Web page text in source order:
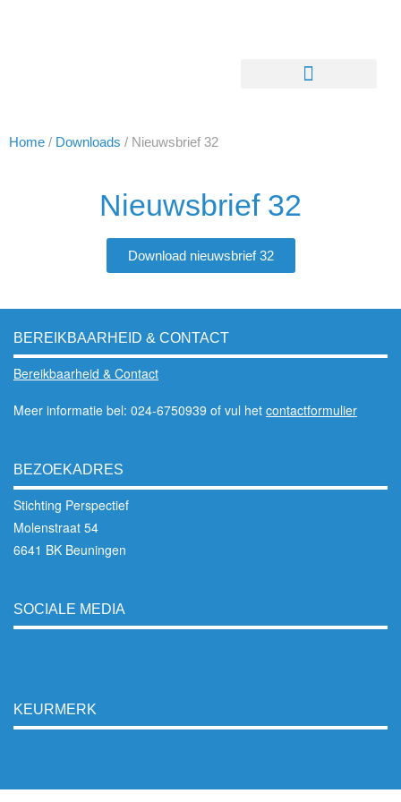
Home / Downloads / Nieuwsbrief 32
Nieuwsbrief 32
Download nieuwsbrief 32
BEREIKBAARHEID & CONTACT
Bereikbaarheid & Contact
Meer informatie bel: 024-6750939 of vul het contactformulier
BEZOEKADRES
Stichting Perspectief
Molenstraat 54
6641 BK Beuningen
SOCIALE MEDIA
KEURMERK